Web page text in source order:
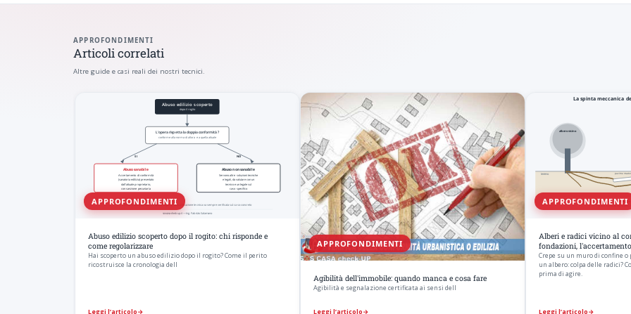
APPROFONDIMENTI
Articoli correlati
Altre guide e casi reali dei nostri tecnici.
APPROFONDIMENTI
Abuso edilizio scoperto dopo il rogito: chi risponde e
come regolarizzare
Hai scoperto un abuso edilizio dopo il rogito? Come il perito
ricostruisce la cronologia dell
Leggi l’articolo→
APPROFONDIMENTI
Agibilità dell'immobile: quando manca e cosa fare
Agibilità e segnalazione certificata ai sensi dell
Leggi l’articolo→
APPROFONDIMENTI
Alberi e radici vicino al
fondazioni, l'accertamento
Crepe su un muro di confine
un albero: colpa delle radici?
prima di agire.
Leggi l’articolo→